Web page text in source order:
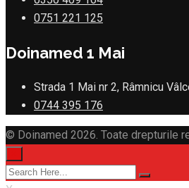
0751 221 125
Doinamed 1 Mai
Strada 1 Mai nr 2, Râmnicu
0744 395 176
© Doinamed 2026. Toate drepturile